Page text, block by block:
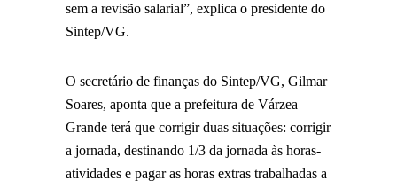
sem a revisão salarial”, explica o presidente do
Sintep/VG.
O secretário de finanças do Sintep/VG, Gilmar
Soares, aponta que a prefeitura de Várzea
Grande terá que corrigir duas situações: corrigir
a jornada, destinando 1/3 da jornada às horas-
atividades e pagar as horas extras trabalhadas a